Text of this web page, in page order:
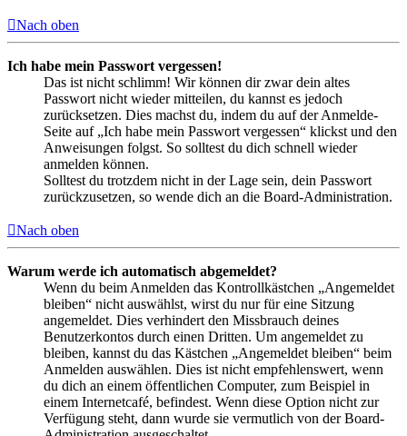
Nach oben
Ich habe mein Passwort vergessen!
Das ist nicht schlimm! Wir können dir zwar dein altes
Passwort nicht wieder mitteilen, du kannst es jedoch
zurücksetzen. Dies machst du, indem du auf der Anmelde-
Seite auf „Ich habe mein Passwort vergessen“ klickst und den
Anweisungen folgst. So solltest du dich schnell wieder
anmelden können.
Solltest du trotzdem nicht in der Lage sein, dein Passwort
zurückzusetzen, so wende dich an die Board-Administration.
Nach oben
Warum werde ich automatisch abgemeldet?
Wenn du beim Anmelden das Kontrollkästchen „Angemeldet
bleiben“ nicht auswählst, wirst du nur für eine Sitzung
angemeldet. Dies verhindert den Missbrauch deines
Benutzerkontos durch einen Dritten. Um angemeldet zu
bleiben, kannst du das Kästchen „Angemeldet bleiben“ beim
Anmelden auswählen. Dies ist nicht empfehlenswert, wenn
du dich an einem öffentlichen Computer, zum Beispiel in
einem Internetcafé, befindest. Wenn diese Option nicht zur
Verfügung steht, dann wurde sie vermutlich von der Board-